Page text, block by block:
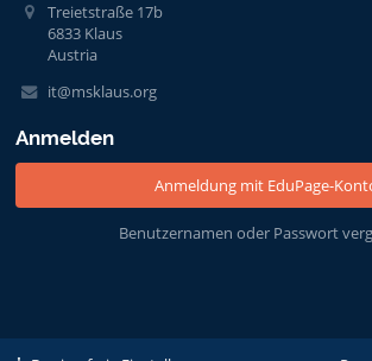
Treietstraße 17b
6833 Klaus
Austria
it@msklaus.org
Anmelden
Anmeldung mit EduPage-
Benutzernamen oder Passwort